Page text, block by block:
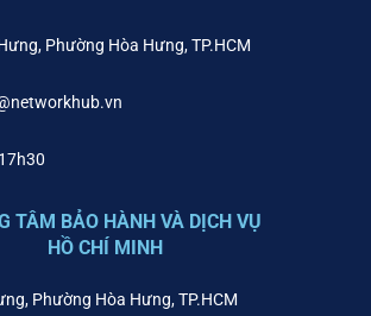
Phường Hòa Hưng, TP.HCM
TÂM BẢO HÀNH VÀ DỊCH VỤ
HỒ CHÍ MINH
Phường Hòa Hưng, TP.HCM